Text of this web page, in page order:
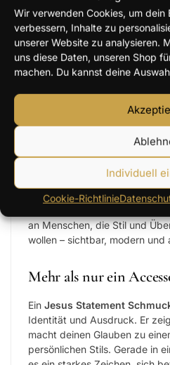
Wir verwenden Cookies, um dein
verbessern, Inhalte zu
unserer Website zu analysieren.
uns diese Daten, unseren Shop
machen. Du kannst deine
Individuell
Cookie-Richtlinie
Glaube trifft auf Style
Moderne Ketten, auffällige
Schriftzüge machen diesen
Hinguckern. Ob „Jesus“-
symbolische Motive – hier
nur gut aussehen, sondern
Auffällige Ketten mit klarer
Perfekt kombinierbar mit
an Menschen, die Stil und
wollen – sichtbar, modern und
Mehr als nur ein
Ein Jesus Statement
Identität und Ausdruck. Er
macht deinen Glauben zu
persönlichen Stils. Gerade in